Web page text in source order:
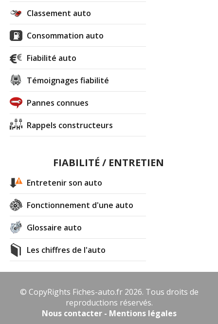
Classement auto
Consommation auto
Fiabilité auto
Témoignages fiabilité
Pannes connues
Rappels constructeurs
FIABILITÉ / ENTRETIEN
Entretenir son auto
Fonctionnement d'une auto
Glossaire auto
Les chiffres de l'auto
© CopyRights Fiches-auto.fr 2026. Tous droits de
reproductions réservés.
Nous contacter - Mentions légales